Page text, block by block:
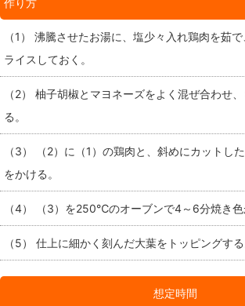
作り方
（1） 沸騰させたお湯に、塩少々入れ鶏肉を茹
ライスしておく。
（2） 柚子胡椒とマヨネーズをよく混ぜ合わせ
る。
（3） （2）に（1）の鶏肉と、斜めにカットし
をかける。
（4） （3）を250℃のオーブンで4～6分焼き色
（5） 仕上に細かく刻んだ大葉をトッピングする
想定時間